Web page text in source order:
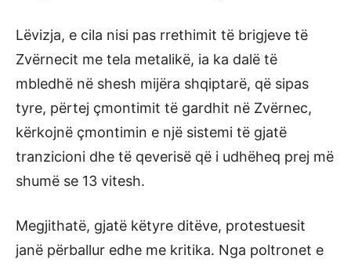
Lëvizja, e cila nisi pas rrethimit të brigjeve të
Zvërnecit me tela metalikë, ia ka dalë të
mbledhë në shesh mijëra shqiptarë, që sipas
tyre, përtej çmontimit të gardhit në Zvërnec,
kërkojnë çmontimin e një sistemi të gjatë
tranzicioni dhe të qeverisë që i udhëheq prej më
shumë se 13 vitesh.
Megjithatë, gjatë këtyre ditëve, protestuesit
janë përballur edhe me kritika. Nga poltronet e